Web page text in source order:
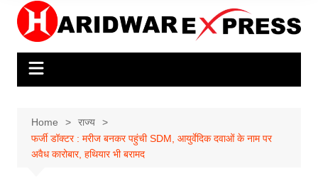
Home
राज्य
फर्जी डॉक्टर : मरीज बनकर पहुंची SDM, आयुर्वेदिक दवाओं के नाम पर
अवैध कारोबार, हथियार भी बरामद